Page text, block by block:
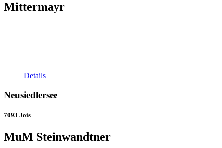
Mittermayr
Details
Neusiedlersee
7093 Jois
MuM Steinwandtner